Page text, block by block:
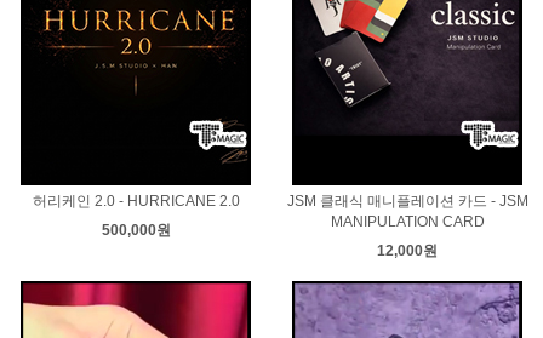
허리케인 2.0 - HURRICANE 2.0
500,000원
JSM 클래식 매니플레이션 카드 - JSM
MANIPULATION CARD
12,000원